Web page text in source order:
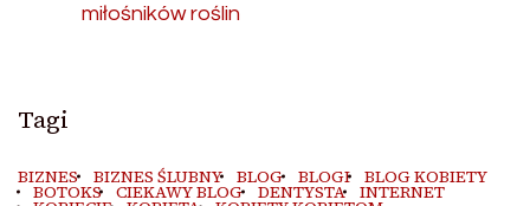
miłośników roślin
Tagi
BIZNES BIZNES ŚLUBNY BLOG BLOGI BLOG KOBIETY
BOTOKS CIEKAWY BLOG DENTYSTA INTERNET